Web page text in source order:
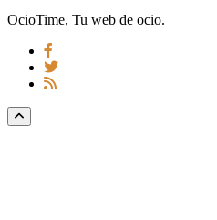
OcioTime, Tu web de ocio.